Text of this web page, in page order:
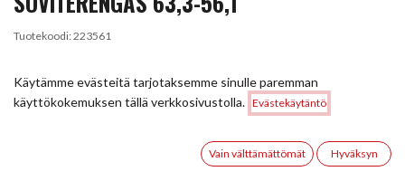
Hinta:
Lisää ostoskoriin
0
Toivelista
Tuotekoodi:223561
Toimittajilla (kotimaa):Saatavilla
Toimitusaika:5 arkipäivää
Käytämme evästeitä tarjotaksemme sinulle paremman
käyttökokemuksen tällä verkkosivustolla. Evästekäytäntö
Vain välttämättömät Hyväksyn